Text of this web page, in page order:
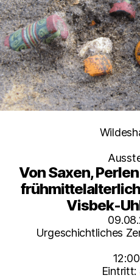
Von Saxen,
Visbek-
Urgeschichtliches